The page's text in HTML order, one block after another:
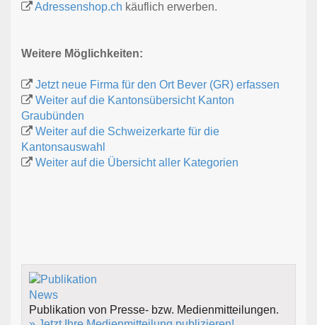
Adressenshop.ch käuflich erwerben.
Weitere Möglichkeiten:
Jetzt neue Firma für den Ort Bever (GR) erfassen
Weiter auf die Kantonsübersicht Kanton
Graubünden
Weiter auf die Schweizerkarte für die
Kantonsauswahl
Weiter auf die Übersicht aller Kategorien
Publikation von Presse- bzw. Medienmitteilungen.